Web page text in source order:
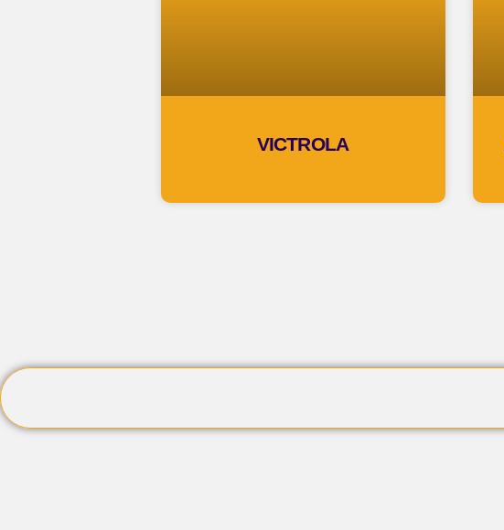
VICTROLA